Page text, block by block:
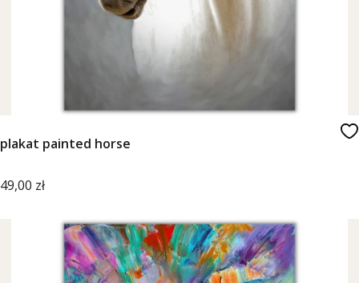
plakat painted horse
Cena
49,00 zł